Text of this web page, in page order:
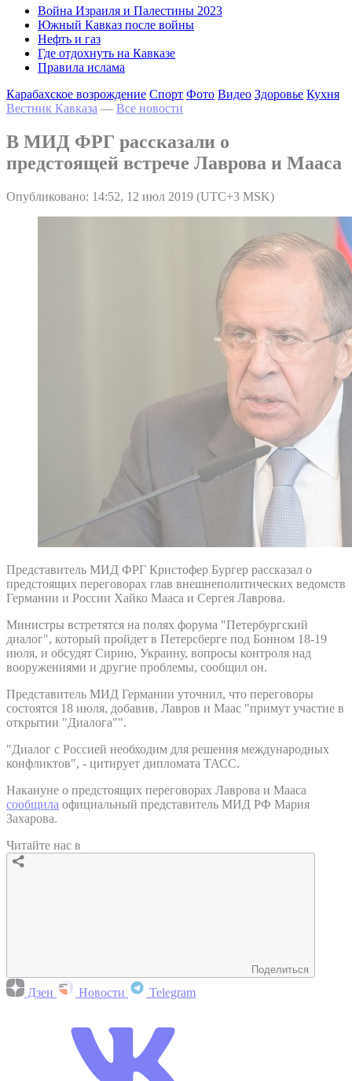
Война Израиля и Палестины 2023
Южный Кавказ после войны
Нефть и газ
Где отдохнуть на Кавказе
Правила ислама
Карабахское возрождение Спорт Фото Видео Здоровье Кухня
Вестник Кавказа — Все новости
В МИД ФРГ рассказали о
предстоящей встрече Лаврова и Мааса
Опубликовано: 14:52, 12 июл 2019 (UTC+3 MSK)
Представитель МИД ФРГ Кристофер Бургер рассказал о
предстоящих переговорах глав внешнеполитических ведомств
Германии и России Хайко Мааса и Сергея Лаврова.
Министры встретятся на полях форума "Петербургский
диалог", который пройдет в Петерсберге под Бонном 18-19
июля, и обсудят Сирию, Украину, вопросы контроля над
вооружениями и другие проблемы, сообщил он.
Представитель МИД Германии уточнил, что переговоры
состоятся 18 июля, добавив, Лавров и Маас "примут участие в
открытии "Диалога"".
"Диалог с Россией необходим для решения международных
конфликтов", - цитирует дипломата ТАСС.
Накануне о предстоящих переговорах Лаврова и Мааса
сообщила официальный представитель МИД РФ Мария
Захарова.
Читайте нас в
Поделиться
Дзен Новости Telegram